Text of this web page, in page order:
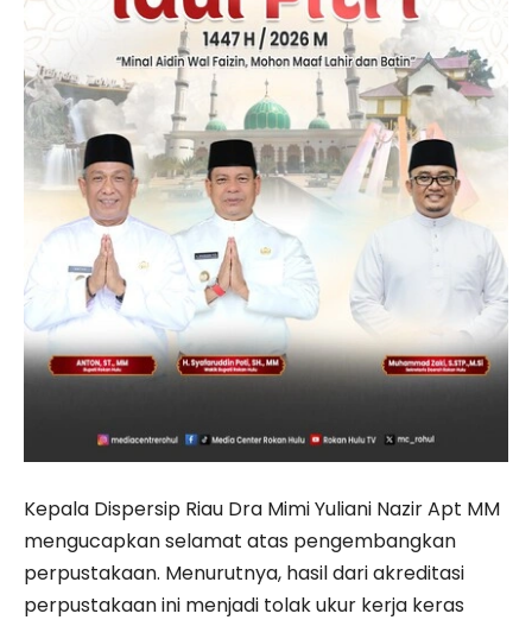
Kepala Dispersip Riau Dra Mimi Yuliani Nazir Apt MM
mengucapkan selamat atas pengembangkan
perpustakaan. Menurutnya, hasil dari akreditasi
perpustakaan ini menjadi tolak ukur kerja keras